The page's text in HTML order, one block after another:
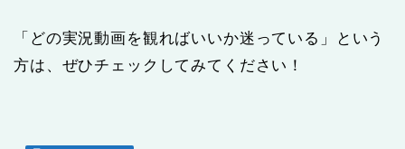
「どの実況動画を観ればいいか迷っている」という
方は、ぜひチェックしてみてください！